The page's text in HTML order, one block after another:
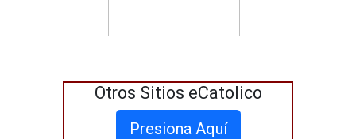
Otros Sitios eCatolico
Presiona Aquí